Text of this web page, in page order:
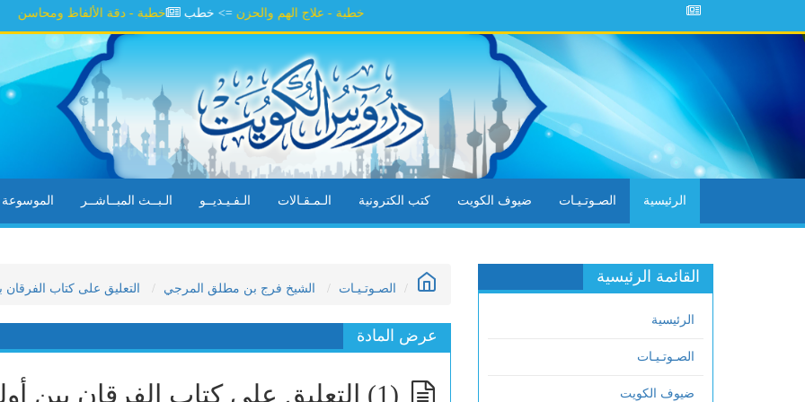
خطبة - دقة الألفاظ ومحاسن السلوك خطبة - علاج الهم والحزن=> خطب
الرئيسية الصـوتـيـات ضيوف الكويت كتب الكترونية الـمـقـالات الـفـيـديــو الـبــث المبــاشــر الموسوعة
القائمة الرئيسية
الرئيسية
الصـوتـيـات
ضيوف الكويت
الصـوتـيـات الشيخ فرج بن مطلق المرجي التعليق على كتاب الفرقان
عرض المادة
(1) التعليق على كتاب الفرقان بين